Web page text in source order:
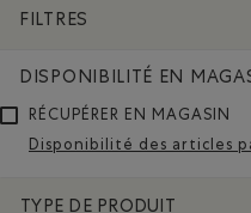
FILTRES
DISPONIBILITÉ EN
RÉCUPÉRER EN MAGASIN
Disponibilité des articles
TYPE DE PRODUIT